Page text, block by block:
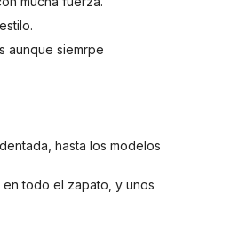
aunque siemrpe
hasta los modelos
todo el zapato, y unos